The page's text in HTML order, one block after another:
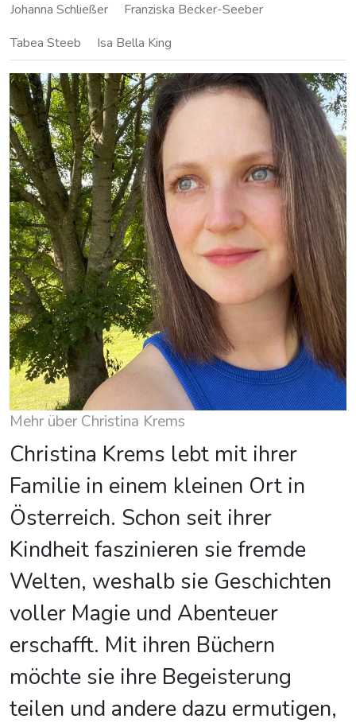
Johanna Schließer
Franziska Becker-Seeber
Tabea Steeb
Isa Bella King
Mehr über Christina Krems
Christina Krems lebt mit ihrer
Familie in einem kleinen Ort in
Österreich. Schon seit ihrer
Kindheit faszinieren sie fremde
Welten, weshalb sie Geschichten
voller Magie und Abenteuer
erschafft. Mit ihren Büchern
möchte sie ihre Begeisterung
teilen und andere dazu ermutigen,